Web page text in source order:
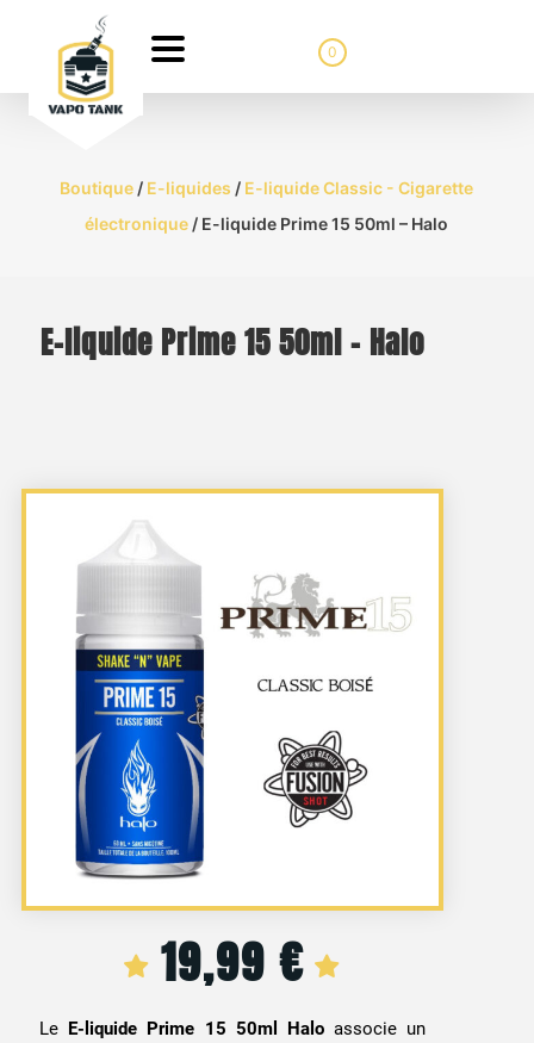
0
Boutique / E-liquides / E-liquide Classic - Cigarette
électronique / E-liquide Prime 15 50ml – Halo
E-liquide Prime 15 50ml – Halo
19,99€
Le E-liquide Prime 15 50ml Halo associe un